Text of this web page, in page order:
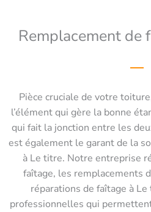
Remplacement de
Pièce cruciale de votre
l’élément qui gère la bonne
qui fait la jonction entre les
est également le garant de la
à Le titre. Notre entreprise
faîtage, les remplacements
réparations de faîtage à
professionnelles qui